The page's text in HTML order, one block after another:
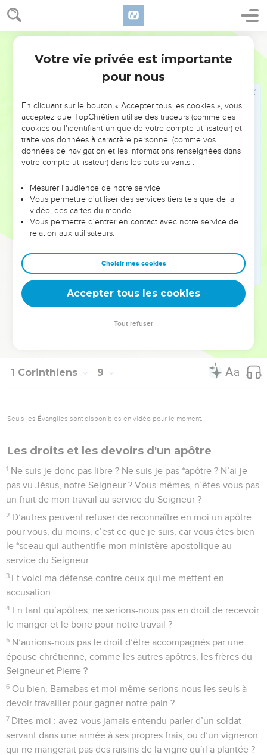
1 Corinthiens 8
8 Mais ce n’est pas un aliment qui peut nous rapprocher de
Dieu ; en manger ou pas ne nous rendra ni meilleurs, ni
Toutefois, faites bien attention à ce que votre liberté ne
fasse pas tomber dans le péché ceux qui sont mal affermis
Suppose, en effet, que l’un d’eux te voie, toi, « l’homme
éclairé », assis à table dans un temple d’idoles. Sa
conscience ne va-t-elle pas l’encourager, lui qui est mal
affermi, à manger des viandes sacrifiées aux idoles ?
va courir à sa perte. Et pourtant, c’est un frère pour lequel le
Christ a donné sa vie !
Si vous péchez de la sorte envers des frères, en blessant
leur conscience qui est faible, vous péchez contre le Christ
C’est pourquoi, si ce que je mange devait faire tomber
mon frère dans le péché, j’y renoncerais à tout jamais, afin
de ne pas être pour lui une occasion de chute.
La Bible Du Semeur Copyright © 1992, 1999 by Biblica, Inc.® Used by permission.
1 Corinthiens 9
Seuls les Évangiles sont disponibles en vidéo pour le moment.
Les droits et les devoirs d'un apôtre
1 Ne suis-je donc pas libre ? Ne suis-je pas *apôtre ? N’ai-je
pas vu Jésus, notre Seigneur ? Vous-mêmes, n’êtes-vous pas
un fruit de mon travail au service du Seigneur ?
2 D’autres peuvent refuser de reconnaître en moi un apôtre :
pour vous, du moins, c’est ce que je suis, car vous êtes bien
le *sceau qui authentifie mon ministère apostolique au
service du Seigneur.
3 Et voici ma défense contre ceux qui me mettent en
accusation :
4 En tant qu’apôtres, ne serions-nous pas en droit de recevoir
le manger et le boire pour notre travail ?
5 N’aurions-nous pas le droit d’être accompagnés par une
épouse chrétienne, comme les autres apôtres, les frères du
Seigneur et Pierre ?
6 Ou bien, Barnabas et moi-même serions-nous les seuls à
devoir travailler pour gagner notre pain ?
7 Dites-moi : avez-vous jamais entendu parler d’un soldat
servant dans une armée à ses propres frais, ou d’un vigneron
qui ne mangerait pas des raisins de la vigne qu’il a plantée ?
Votre vie privée est importante
pour nous
En cliquant sur le bouton « Accepter tous les cookies », vous
acceptez que TopChrétien utilise des traceurs (comme des
cookies ou l'identifiant unique de votre compte utilisateur) et
traite vos données à caractère personnel (comme vos
données de navigation et les informations renseignées dans
votre compte utilisateur) dans les buts suivants :
Mesurer l'audience de notre service
Vous permettre d'utiliser des services tiers tels que de la
vidéo, des cartes du monde…
Vous permettre d'entrer en contact avec notre service de
relation aux utilisateurs.
Choisir mes cookies
Accepter tous les cookies
Tout refuser